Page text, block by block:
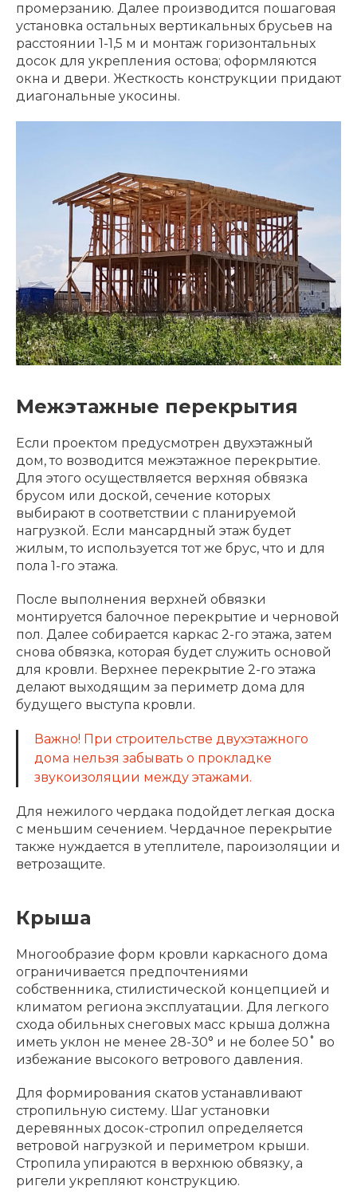
промерзанию. Далее производится пошаговая
установка остальных вертикальных брусьев на
расстоянии 1-1,5 м и монтаж горизонтальных
досок для укрепления остова; оформляются
окна и двери. Жесткость конструкции придают
диагональные укосины.
Межэтажные перекрытия
Если проектом предусмотрен двухэтажный
дом, то возводится межэтажное перекрытие.
Для этого осуществляется верхняя обвязка
брусом или доской, сечение которых
выбирают в соответствии с планируемой
нагрузкой. Если мансардный этаж будет
жилым, то используется тот же брус, что и для
пола 1-го этажа.
После выполнения верхней обвязки
монтируется балочное перекрытие и черновой
пол. Далее собирается каркас 2-го этажа, затем
снова обвязка, которая будет служить основой
для кровли. Верхнее перекрытие 2-го этажа
делают выходящим за периметр дома для
будущего выступа кровли.
Важно! При строительстве двухэтажного
дома нельзя забывать о прокладке
звукоизоляции между этажами.
Для нежилого чердака подойдет легкая доска
с меньшим сечением. Чердачное перекрытие
также нуждается в утеплителе, пароизоляции и
ветрозащите.
Крыша
Многообразие форм кровли каркасного дома
ограничивается предпочтениями
собственника, стилистической концепцией и
климатом региона эксплуатации. Для легкого
схода обильных снеговых масс крыша должна
иметь уклон не менее 28-30° и не более 50˚ во
избежание высокого ветрового давления.
Для формирования скатов устанавливают
стропильную систему. Шаг установки
деревянных досок-стропил определяется
ветровой нагрузкой и периметром крыши.
Стропила упираются в верхнюю обвязку, а
ригели укрепляют конструкцию.